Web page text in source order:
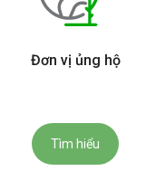
Đơn vị ủng hộ
Tìm hiểu